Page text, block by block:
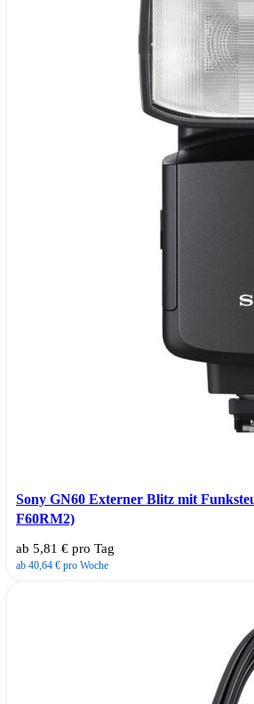
Sony GN60 Externer Blitz mit
F60RM2)
ab 5,81 € pro Tag
ab 40,64 € pro Woche